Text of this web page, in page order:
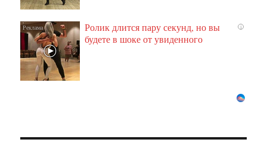
i
Ролик длится пару секунд, но вы
будете в шоке от увиденного